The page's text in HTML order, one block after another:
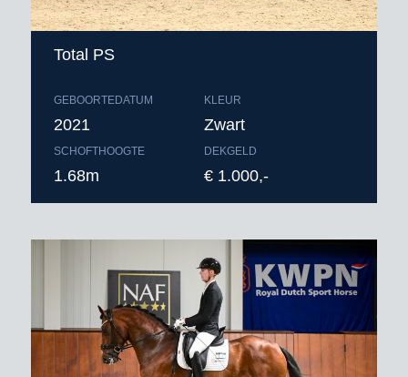
Total PS
GEBOORTEDATUM
2021
SCHOFTHOOGTE
1.68m
KLEUR
Zwart
DEKGELD
€ 1.000,-